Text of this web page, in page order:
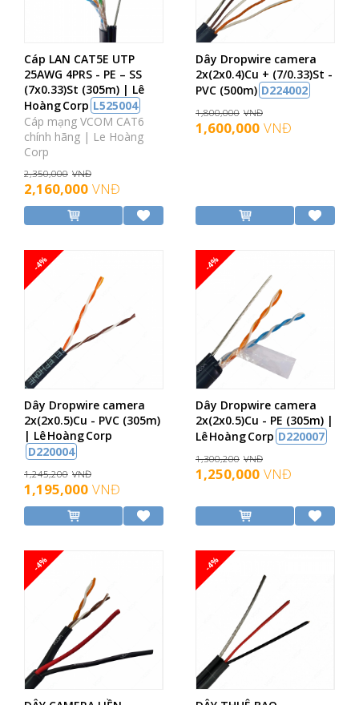
Cáp LAN CAT5E UTP
25AWG 4PRS - PE – SS
(7x0.33)St (305m) | Lê
Hoàng Corp L525004
Cáp mạng VCOM CAT6
chính hãng | Le Hoàng
Corp
2,350,000 VNĐ
2,160,000 VNĐ
Dây Dropwire camera
2x(2x0.4)Cu + (7/0.33)St -
PVC (500m) D224002
1,800,000 VNĐ
1,600,000 VNĐ
-4%
Dây Dropwire camera
2x(2x0.5)Cu - PVC (305m)
| Lê Hoàng Corp
D220004
1,245,200 VNĐ
1,195,000 VNĐ
-4%
Dây Dropwire camera
2x(2x0.5)Cu - PE (305m) |
Lê Hoàng Corp D220007
1,300,200 VNĐ
1,250,000 VNĐ
-4% -4%